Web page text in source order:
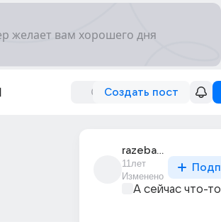
Создать пост
razebai_6
11лет
Изменено
А сейчас что-